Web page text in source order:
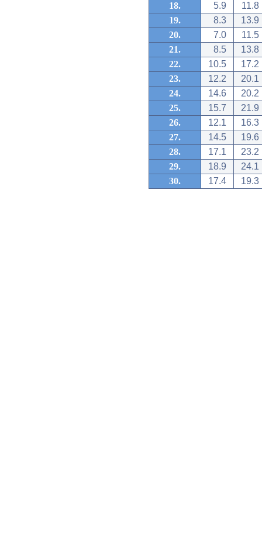
18.
5.9
11.8
19.
8.3
13.9
20.
7.0
11.5
21.
8.5
13.8
22.
10.5
17.2
23.
12.2
20.1
24.
14.6
20.2
25.
15.7
21.9
26.
12.1
16.3
27.
14.5
19.6
28.
17.1
23.2
29.
18.9
24.1
30.
17.4 19.3